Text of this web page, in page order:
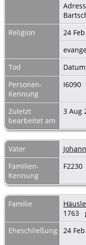
Religion
24
Tod
Personen-
Kennung
I6090
Zuletzt
bearbeitet am
3 Aug
Vater
Familien-
Kennung
F2230
Familie
1763
Eheschließung
24